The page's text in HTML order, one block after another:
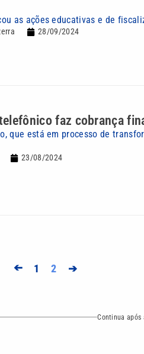
as ações educativas e de
28/09/2024
faz cobrança
que está em processo de
23/08/2024
➔ 1 2 ➔
Continua